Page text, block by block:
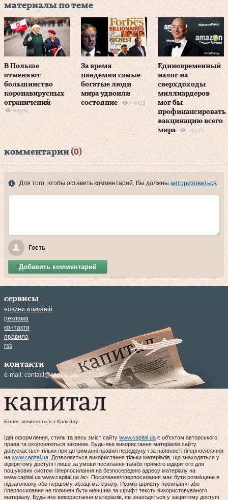
материалы по теме
В Польше
отменяют
большинство
коронавирусных
ограничений
88685
За время
пандемии самые
богатые люди
мира удвоили
состояние
44436
Единовременный
налог на
сверхдоходы
миллиардеров
мог бы
профинансировать
вакцинацию всего
мира
27570
комментарии (0)
Для того, чтобы оставить комментарий, Вы должны авторизоваться.
Гость
Добавить комментарий
сервисы
новини компаній
реклама
контакти
правила
rss
контакти
e-mail: contact@capital.ua
Бізнес починається з Капіталу
Ідеї оформлення, стиль та весь зміст сайту www.capital.ua є об'єктом авторського
права та охороняються законом. Будь-яке використання матеріалів сайту
допускається тільки при дотриманні правил передруку і за наявності гіперпосилання
на www.capital.ua. Дозволяється використання тільки матеріалів, що знаходяться у
відкритому доступі і лише за умови посилання та/або прямого відкритого для
пошукових систем гіперпосилання на безпосередню адресу матеріалу на
www.capital.ua www.capital.ua /a>. Посилання/гіперпосилання має бути розміщене в
підзаголовку або першому абзаці матеріалу. Розмір шрифту посилання або
гіперпосилання не повинен бути меншим за шрифт тексту використовуваного
матеріалу. Будь-яке використання матеріалів, які знаходяться у закритому доступі